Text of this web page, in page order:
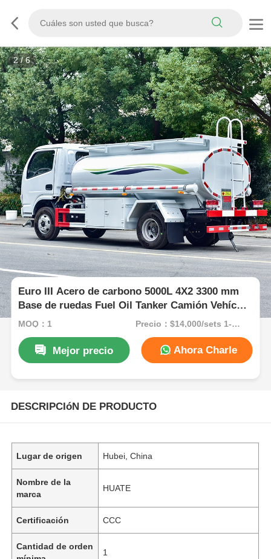
3/6
Euro III Acero de carbono 5000L 4X2 3300 mm
Base de ruedas Fuel Oil Tanker Camión Vehículo
de transporte
MOQ：1 Precio：$14,000/sets 1-4 sets
Mejor precio Ahora Charle
DESCRIPCIóN DE PRODUCTO
Lugar de origen Hubei, China
Nombre de la
marca
HUATE
Certificación CCC
Cantidad de orden
1